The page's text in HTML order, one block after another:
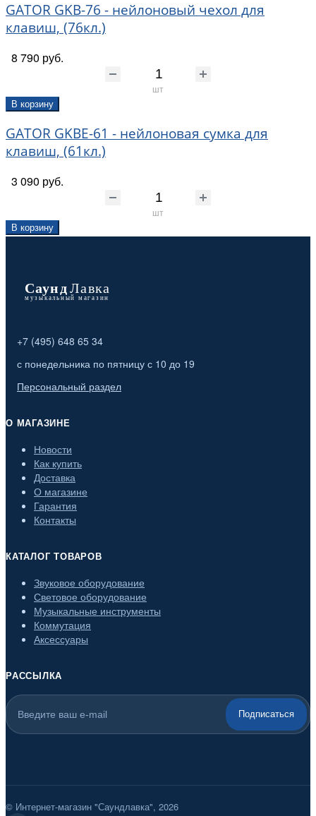
GATOR GKB-76 - нейлоновый чехол для
клавиш, (76кл.)
8 790 руб.
шт
В корзину
GATOR GKBE-61 - нейлоновая сумка для
клавиш, (61кл.)
3 090 руб.
шт
В корзину
+7 (495) 648 65 34
с понедельника по пятницу с 10 до 19
Персональный раздел
О МАГАЗИНЕ
Новости
Как купить
Доставка
О магазине
Гарантия
Контакты
КАТАЛОГ ТОВАРОВ
Звуковое оборудование
Световое оборудование
Музыкальные инструменты
Коммутация
Аксессуары
РАССЫЛКА
Подписаться
© Интернет-магазин "Саундлавка", 2026